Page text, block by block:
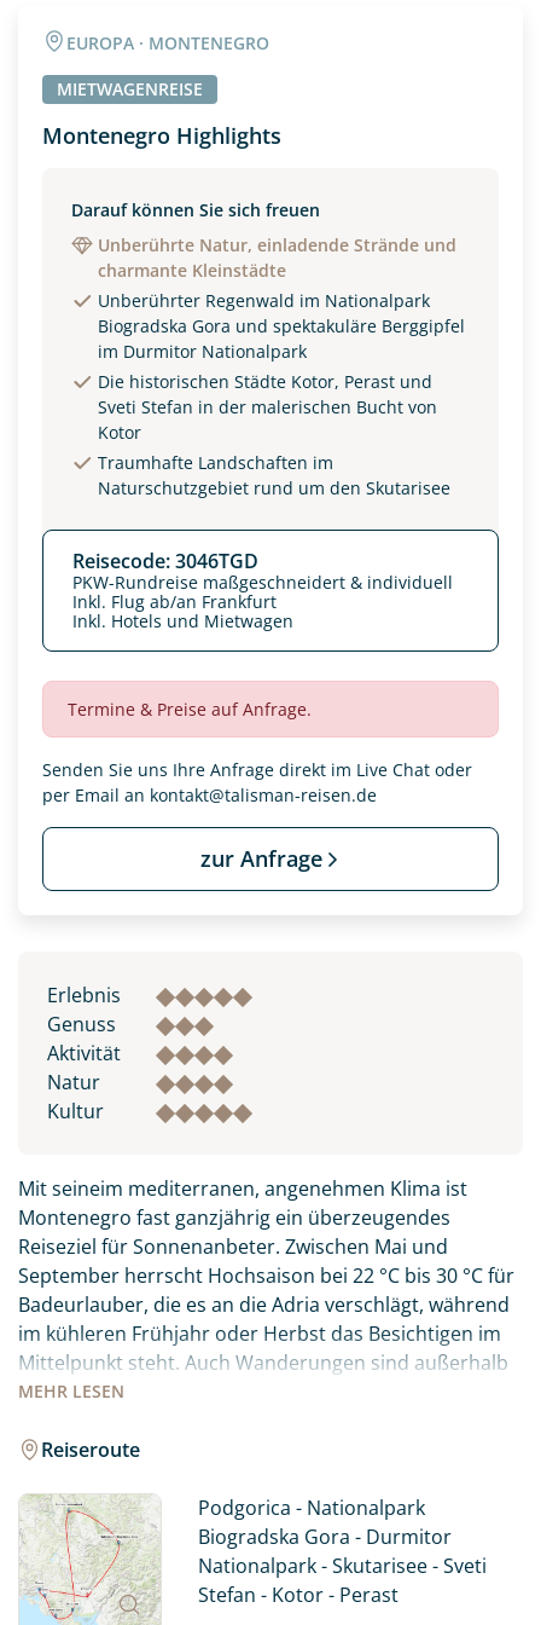
EUROPA · MONTENEGRO
MIETWAGENREISE
Montenegro Highlights
Darauf können Sie sich freuen
Unberührte Natur, einladende Strände und
charmante Kleinstädte
Unberührter Regenwald im Nationalpark
Biogradska Gora und spektakuläre Berggipfel
im Durmitor Nationalpark
Die historischen Städte Kotor, Perast und
Sveti Stefan in der malerischen Bucht von
Kotor
Traumhafte Landschaften im
Naturschutzgebiet rund um den Skutarisee
Reisecode: 3046TGD
PKW-Rundreise maßgeschneidert & individuell
Inkl. Flug ab/an Frankfurt
Inkl. Hotels und Mietwagen
Termine & Preise auf Anfrage.
Senden Sie uns Ihre Anfrage direkt im Live Chat oder
per Email an kontakt@talisman-reisen.de
zur Anfrage
Erlebnis
Genuss
Aktivität
Natur
Kultur
MEHR LESEN
Mit seineim mediterranen, angenehmen Klima ist
Montenegro fast ganzjährig ein überzeugendes
Reiseziel für Sonnenanbeter. Zwischen Mai und
September herrscht Hochsaison bei 22 °C bis 30 °C für
Badeurlauber, die es an die Adria verschlägt, während
im kühleren Frühjahr oder Herbst das Besichtigen im
Mittelpunkt steht. Auch Wanderungen sind außerhalb
der Sommermonate empfehlenswerter.
Zu den Perlen Montenegros gehören der längste und
tiefste Canyon Europas, die Tara-Schlucht, die Bucht
von Kotor, der südlichste Fjord des Kontinents, sowie
verträumte Sandstrände in der Küstenregion.
Im Norden von Montenegro warten auch im Sommer
schneebedeckte Berge, Gletscherseen, und der letzte
Reiseroute
Podgorica - Nationalpark
Biogradska Gora - Durmitor
Nationalpark - Skutarisee - Sveti
Stefan - Kotor - Perast
Unterkunft
EZ Familienzimmer
Reisebeginn
Option 2
Weitere Informationen
Sie dieDatenschutzerklärung
Kenntnis genommen und akzeptiert haben.